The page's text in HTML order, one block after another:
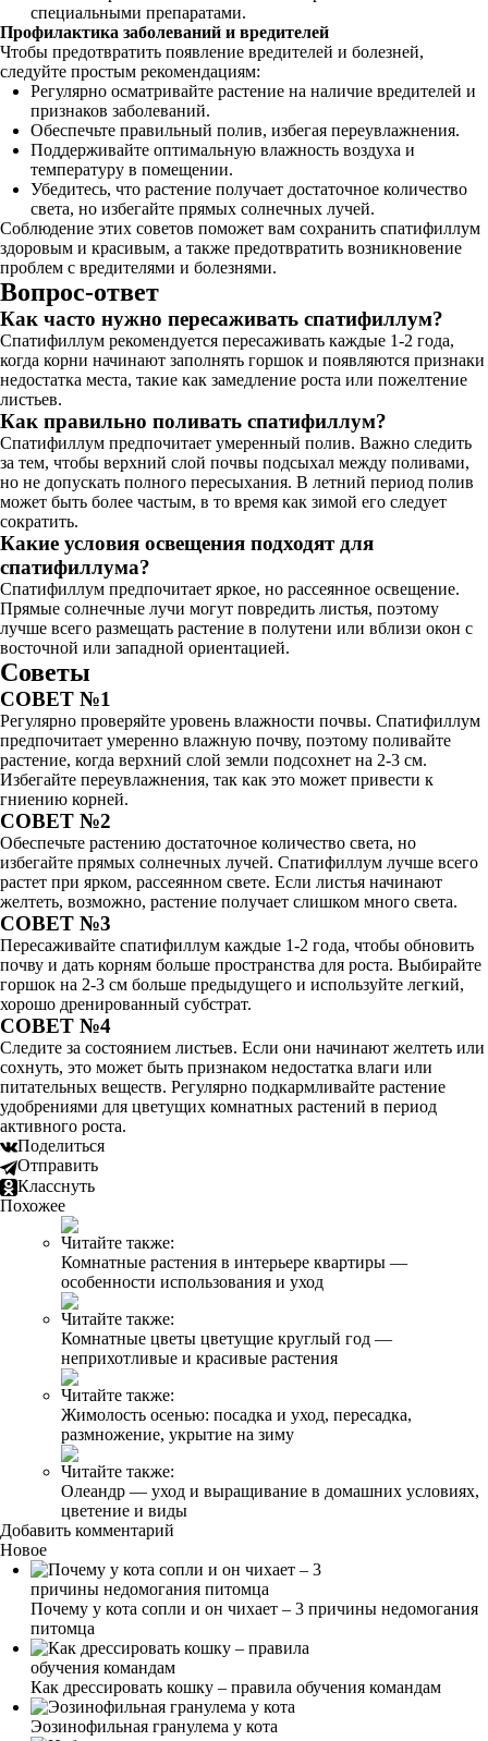
специальными препаратами.
Профилактика заболеваний и вредителей
Чтобы предотвратить появление вредителей и болезней,
следуйте простым рекомендациям:
Регулярно осматривайте растение на наличие вредителей и
признаков заболеваний.
Обеспечьте правильный полив, избегая переувлажнения.
Поддерживайте оптимальную влажность воздуха и
температуру в помещении.
Убедитесь, что растение получает достаточное количество
света, но избегайте прямых солнечных лучей.
Соблюдение этих советов поможет вам сохранить спатифиллум
здоровым и красивым, а также предотвратить возникновение
проблем с вредителями и болезнями.
Вопрос-ответ
Как часто нужно пересаживать спатифиллум?
Спатифиллум рекомендуется пересаживать каждые 1-2 года,
когда корни начинают заполнять горшок и появляются признаки
недостатка места, такие как замедление роста или пожелтение
листьев.
Как правильно поливать спатифиллум?
Спатифиллум предпочитает умеренный полив. Важно следить
за тем, чтобы верхний слой почвы подсыхал между поливами,
но не допускать полного пересыхания. В летний период полив
может быть более частым, в то время как зимой его следует
сократить.
Какие условия освещения подходят для
спатифиллума?
Спатифиллум предпочитает яркое, но рассеянное освещение.
Прямые солнечные лучи могут повредить листья, поэтому
лучше всего размещать растение в полутени или вблизи окон с
восточной или западной ориентацией.
Советы
СОВЕТ №1
Регулярно проверяйте уровень влажности почвы. Спатифиллум
предпочитает умеренно влажную почву, поэтому поливайте
растение, когда верхний слой земли подсохнет на 2-3 см.
Избегайте переувлажнения, так как это может привести к
гниению корней.
СОВЕТ №2
Обеспечьте растению достаточное количество света, но
избегайте прямых солнечных лучей. Спатифиллум лучше всего
растет при ярком, рассеянном свете. Если листья начинают
желтеть, возможно, растение получает слишком много света.
СОВЕТ №3
Пересаживайте спатифиллум каждые 1-2 года, чтобы обновить
почву и дать корням больше пространства для роста. Выбирайте
горшок на 2-3 см больше предыдущего и используйте легкий,
хорошо дренированный субстрат.
СОВЕТ №4
Следите за состоянием листьев. Если они начинают желтеть или
сохнуть, это может быть признаком недостатка влаги или
питательных веществ. Регулярно подкармливайте растение
удобрениями для цветущих комнатных растений в период
активного роста.
Поделиться
Отправить
Класснуть
Похожее
Читайте также:
Комнатные растения в интерьере квартиры —
особенности использования и уход
Читайте также:
Комнатные цветы цветущие круглый год —
неприхотливые и красивые растения
Читайте также:
Жимолость осенью: посадка и уход, пересадка,
размножение, укрытие на зиму
Читайте также:
Олеандр — уход и выращивание в домашних условиях,
цветение и виды
Добавить комментарий
Новое
Почему у кота сопли и он чихает – 3 причины недомогания
питомца
Как дрессировать кошку – правила обучения командам
Эозинофильная гранулема у кота